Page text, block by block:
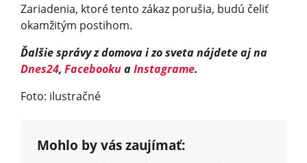
Zariadenia, ktoré tento zákaz porušia, budú čeliť
okamžitým postihom.
Ďalšie správy z domova i zo sveta nájdete aj na
Dnes24, FacebookuaInstagrame.
Foto: ilustračné
Mohlo by vás zaujímať: